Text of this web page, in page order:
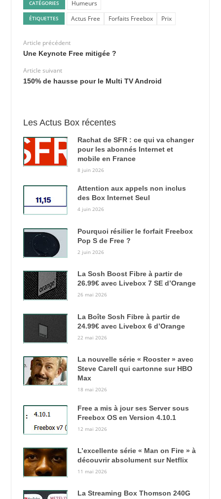
CATÉGORIES Humeurs
ÉTIQUETTES Actus Free Forfaits Freebox Prix
Article précédent
Une Keynote Free mitigée ?
Article suivant
150% de hausse pour le Multi TV Android
Les Actus Box récentes
Rachat de SFR : ce qui va changer
pour les abonnés Internet et
mobile en France
8 juin 2026
Attention aux appels non inclus
des Box Internet Seul
4 juin 2026
Pourquoi résilier le forfait Freebox
Pop S de Free ?
2 juin 2026
La Sosh Boost Fibre à partir de
26.99€ avec Livebox 7 SE d’Orange
26 mai 2026
La Boîte Sosh Fibre à partir de
24.99€ avec Livebox 6 d’Orange
22 mai 2026
La nouvelle série « Rooster » avec
Steve Carell qui cartonne sur HBO
Max
18 mai 2026
Free a mis à jour ses Server sous
Freebox OS en Version 4.10.1
12 mai 2026
L’excellente série « Man on Fire » à
découvrir absolument sur Netflix
11 mai 2026
La Streaming Box Thomson 240G